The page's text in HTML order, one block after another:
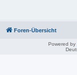
Foren-Übersicht
Powered by